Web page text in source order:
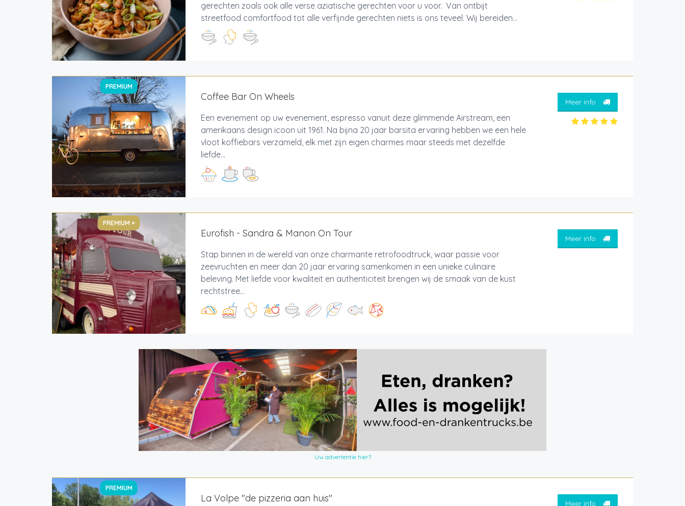
gerechten zoals ook alle verse aziatische gerechten voor u voor. Van ontbijt
streetfood comfortfood tot alle verfijnde gerechten niets is ons teveel. Wij bereiden...
PREMIUM
Coffee Bar On Wheels
Een evenement op uw evenement, espresso vanuit deze glimmende Airstream, een
amerikaans design icoon uit 1961. Na bijna 20 jaar barsita ervaring hebben we een hele
vloot koffiebars verzameld, elk met zijn eigen charmes maar steeds met dezelfde
liefde...
Meer info
PREMIUM +
Eurofish - Sandra & Manon On Tour
Stap binnen in de wereld van onze charmante retrofoodtruck, waar passie voor
zeevruchten en meer dan 20 jaar ervaring samenkomen in een unieke culinaire
beleving. Met liefde voor kwaliteit en authenticiteit brengen wij de smaak van de kust
rechtstree...
Meer info
Uw advertentie hier?
PREMIUM
La Volpe "de pizzeria aan huis" Meer info